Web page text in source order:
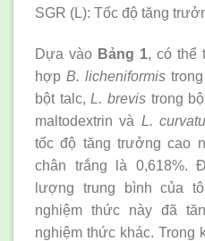
SGR (L): Tốc độ tăng
Dựa vào Bảng 1, có thể
hợp B. licheniformis
bột talc,L. brevis trong
maltodextrin và L.
tốc độ tăng trưởng cao
chân trắng là 0,618%.
lượng trung bình của
nghiệm thức này đã
nghiệm thức khác. Trong